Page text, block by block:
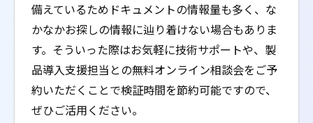
備えているためドキュメントの情報量も多く、な
かなかお探しの情報に辿り着けない場合もありま
す。そういった際はお気軽に技術サポートや、製
品導入支援担当との無料オンライン相談会をご予
約いただくことで検証時間を節約可能ですので、
ぜひご活用ください。